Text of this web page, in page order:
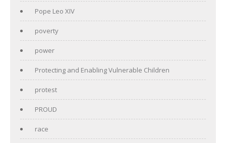
Pope Leo XIV
poverty
power
Protecting and Enabling Vulnerable Children
protest
PROUD
race